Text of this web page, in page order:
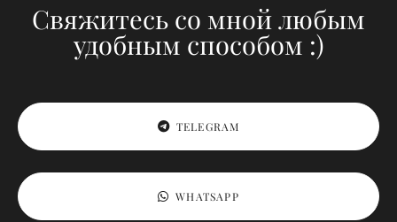
Свяжитесь со мной любым
удобным способом :)
TELEGRAM
WHATSAPP